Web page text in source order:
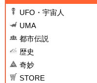
UFO・宇宙人
UMA
都市伝説
歴史
奇妙
STORE